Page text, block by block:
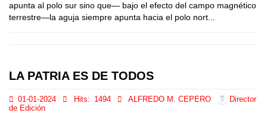
apunta al polo sur sino que— bajo el efecto del campo magnético
terrestre—la aguja siempre apunta hacia el polo nort...
LA PATRIA ES DE TODOS
01-01-2024 Hits: 1494 ALFREDO M. CEPERO
Director
de Edición